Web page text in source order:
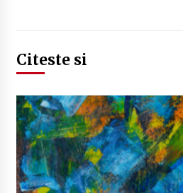
Citeste si